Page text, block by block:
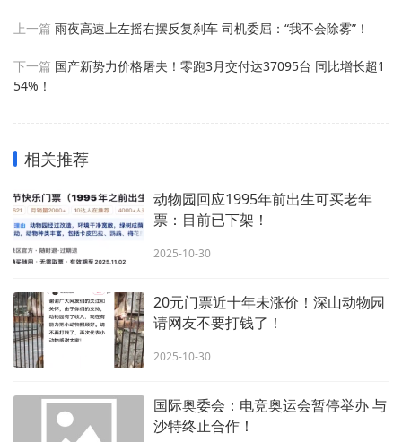
上一篇 雨夜高速上左摇右摆反复刹车 司机委屈：“我不会除雾”！
下一篇 国产新势力价格屠夫！零跑3月交付达37095台 同比增长超1
54%！
相关推荐
动物园回应1995年前出生可买老年
票：目前已下架！
2025-10-30
20元门票近十年未涨价！深山动物园
请网友不要打钱了！
2025-10-30
国际奥委会：电竞奥运会暂停举办 与
沙特终止合作！